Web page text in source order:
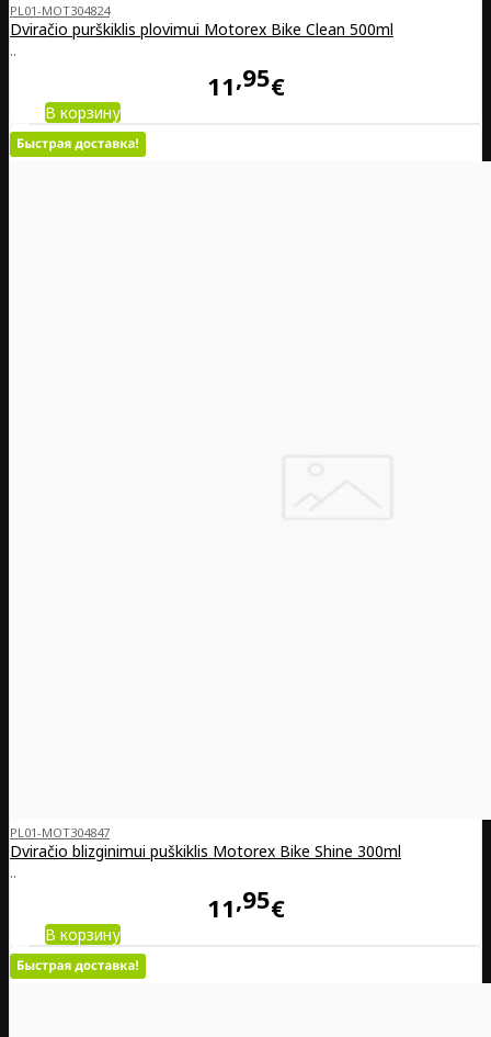
PL01-MOT304824
Dviračio purškiklis plovimui Motorex Bike Clean 500ml
..
11 95€
В корзину
PL01-MOT304847
Dviračio blizginimui puškiklis Motorex Bike Shine 300ml
..
11 95€
В корзину